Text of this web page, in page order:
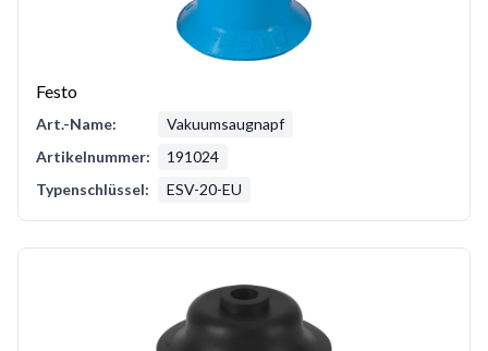
Festo
Art.-Name:
Vakuumsaugnapf
Artikelnummer:
191024
Typenschlüssel:
ESV-20-EU